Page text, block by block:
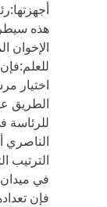
هذه سيطر
الإخوان
اختيار
الطريق
للرئاسة
الترتيب
في
فإن